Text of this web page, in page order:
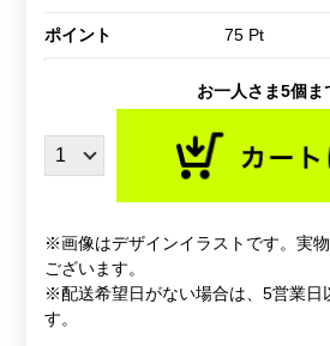
ポイント 75 Pt
お一人さま5個ま
※画像はデザインイラストです。実
ございます。
※配送希望日がない場合は、5営業日
す。